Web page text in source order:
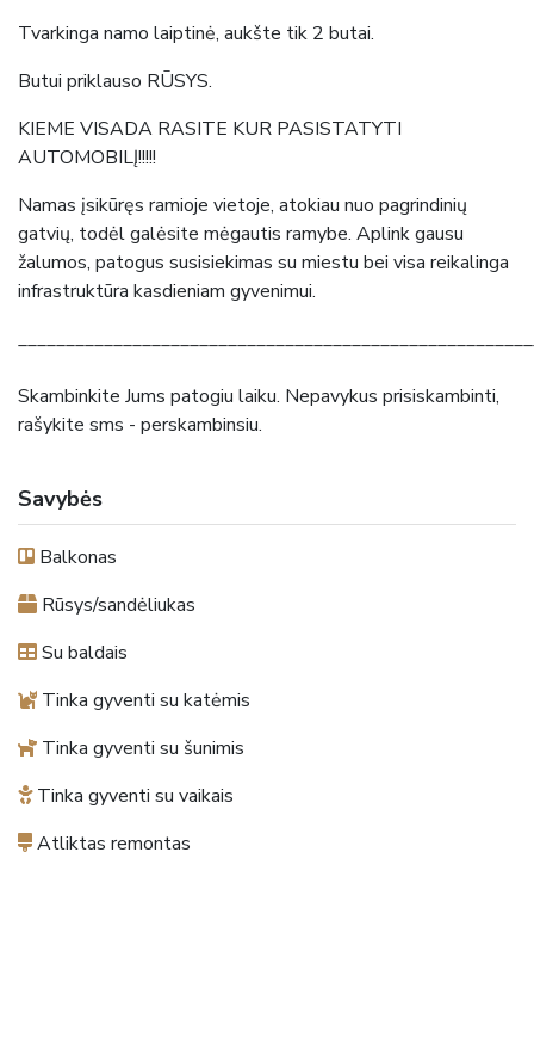
Tvarkinga namo laiptinė, aukšte tik 2 butai.
Butui priklauso RŪSYS.
KIEME VISADA RASITE KUR PASISTATYTI
AUTOMOBILĮ!!!!!
Namas įsikūręs ramioje vietoje, atokiau nuo pagrindinių
gatvių, todėl galėsite mėgautis ramybe. Aplink gausu
žalumos, patogus susisiekimas su miestu bei visa reikalinga
infrastruktūra kasdieniam gyvenimui.
Skambinkite Jums patogiu laiku. Nepavykus prisiskambinti,
rašykite sms - perskambinsiu.
Savybės
Balkonas
Rūsys/sandėliukas
Su baldais
Tinka gyventi su katėmis
Tinka gyventi su šunimis
Tinka gyventi su vaikais
Atliktas remontas